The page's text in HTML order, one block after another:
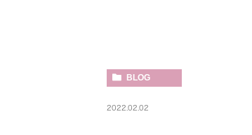
BLOG
2022.02.02